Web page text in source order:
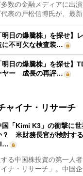
数の金融メディアに出
表の戸松信博氏が、最
明日の爆騰株」を探せ】
に不可欠な検査装…
明日の爆騰株」を探せ】
ヤー 成長の再評…
ャイナ・リサーチ
国「Kimi K3」の衝撃に
？ 米財務長官が検討す
る中国株投資の第一人
イナ・リサーチ」。中国